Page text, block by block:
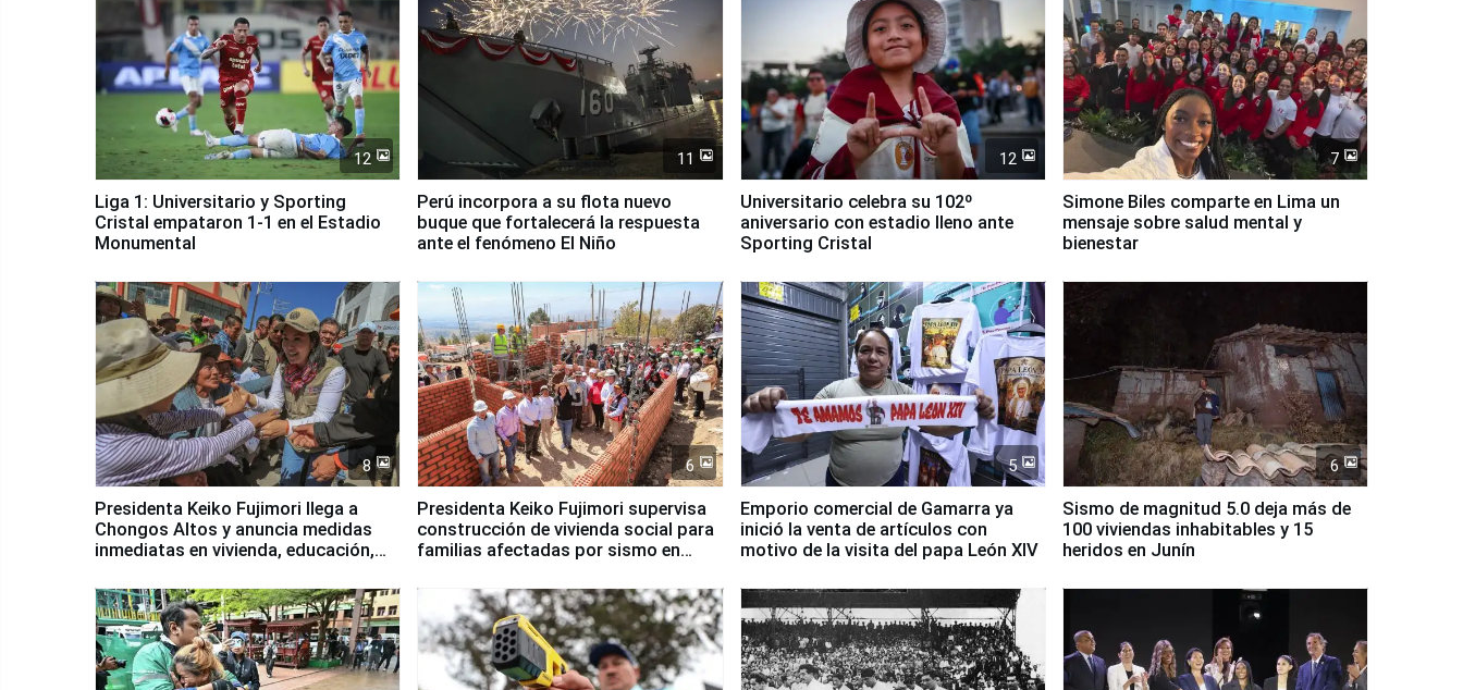
12
Liga 1: Universitario y Sporting
Cristal empataron 1-1 en el Estadio
Monumental
11
Perú incorpora a su flota nuevo
buque que fortalecerá la respuesta
ante el fenómeno El Niño
12
Universitario celebra su 102º
aniversario con estadio lleno ante
Sporting Cristal
7
Simone Biles comparte en Lima un
mensaje sobre salud mental y
bienestar
8
Presidenta Keiko Fujimori llega a
Chongos Altos y anuncia medidas
inmediatas en vivienda, educación,
6
Presidenta Keiko Fujimori supervisa
construcción de vivienda social para
familias afectadas por sismo en
5
Emporio comercial de Gamarra ya
inició la venta de artículos con
motivo de la visita del papa León XIV
6
Sismo de magnitud 5.0 deja más de
100 viviendas inhabitables y 15
heridos en Junín